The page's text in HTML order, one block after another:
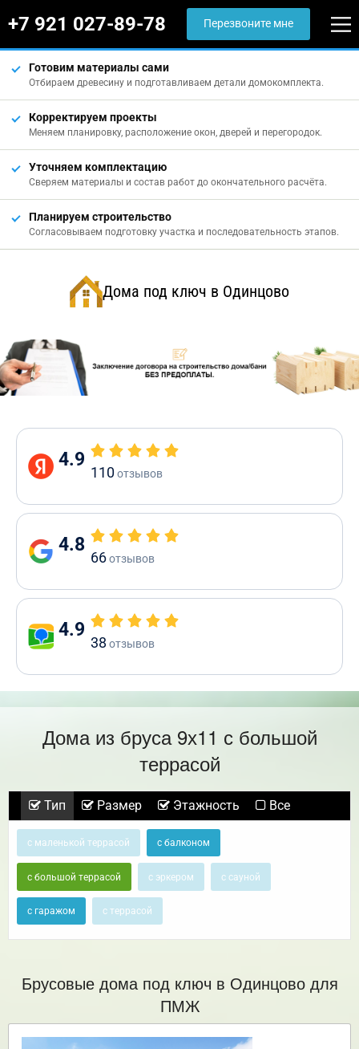
+7 921 027-89-78 Перезвоните мне
Готовим материалы сами
Отбираем древесину и подготавливаем детали домокомплекта.
Корректируем проекты
Меняем планировку, расположение окон, дверей и перегородок.
Уточняем комплектацию
Сверяем материалы и состав работ до окончательного расчёта.
Планируем строительство
Согласовываем подготовку участка и последовательность этапов.
Дома под ключ в Одинцово
4.9
110отзывов
4.8
66отзывов
4.9
38 отзывов
Дома из бруса 9х11 с большой
террасой
Тип Размер Этажность Все
с маленькой террасой с балконом
с большой террасой с эркером с сауной
с гаражом с террасой
Брусовые дома под ключ в Одинцово для
ПМЖ